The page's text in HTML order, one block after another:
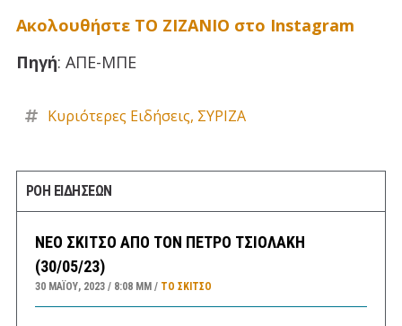
Ακολουθήστε ΤΟ ΖΙΖΑΝΙΟ στο Instagram
Πηγή: ΑΠΕ-ΜΠΕ
Κυριότερες Ειδήσεις, ΣΥΡΙΖΑ
ΡΟΗ ΕΙΔΗΣΕΩΝ
ΝΕΟ ΣΚΙΤΣΟ ΑΠΟ ΤΟΝ ΠΕΤΡΟ ΤΣΙΟΛΑΚΗ
(30/05/23)
30 ΜΑΪ́ΟΥ, 2023 8:08 ΜΜ ΤΟ ΣΚΊΤΣΟ